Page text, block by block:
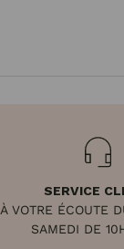
SERVICE
À VOTRE ÉCOUTE
SAMEDI DE